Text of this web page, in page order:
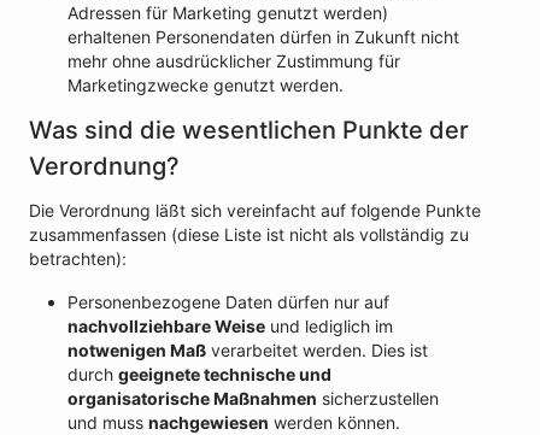
Adressen für Marketing genutzt werden)
erhaltenen Personendaten dürfen in Zukunft nicht
mehr ohne ausdrücklicher Zustimmung für
Marketingzwecke genutzt werden.
Was sind die wesentlichen Punkte der
Verordnung?
Die Verordnung läßt sich vereinfacht auf folgende Punkte
zusammenfassen (diese Liste ist nicht als vollständig zu
betrachten):
Personenbezogene Daten dürfen nur auf
nachvollziehbare Weise und lediglich im
notwenigen Maß verarbeitet werden. Dies ist
durch geeignete technische und
organisatorische Maßnahmen sicherzustellen
und muss nachgewiesen werden können.